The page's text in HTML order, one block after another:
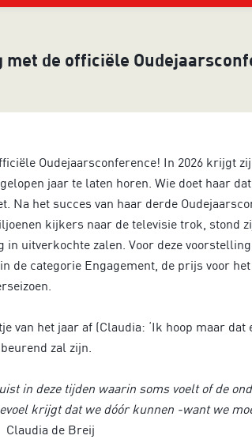
met de officiële
Oudejaarsconference! In 2026 krijgt
jaar te laten horen. Wie doet haar
Na het succes van haar derde
kijkers naar de televisie trok, stond
uitverkochte zalen. Voor deze
de categorie Engagement, de prijs voor
van het jaar af (Claudia: ‘Ik hoop maar
zal zijn.
in deze tijden waarin soms voelt of de
krijgt dat we dóór kunnen -want we
Claudia de Breij